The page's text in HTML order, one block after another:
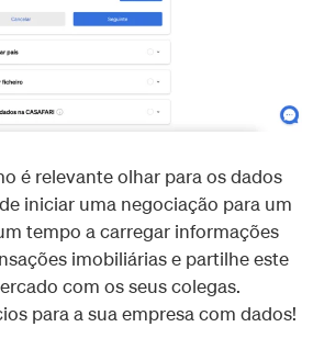
é relevante olhar para os dados
iniciar uma negociação para um
tempo a carregar informações
imobiliárias e partilhe este
com os seus colegas.
para a sua empresa com dados!